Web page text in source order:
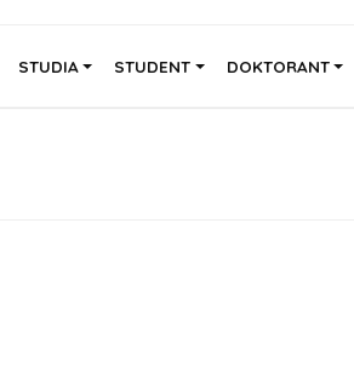
STUDIA STUDENT DOKTORANT